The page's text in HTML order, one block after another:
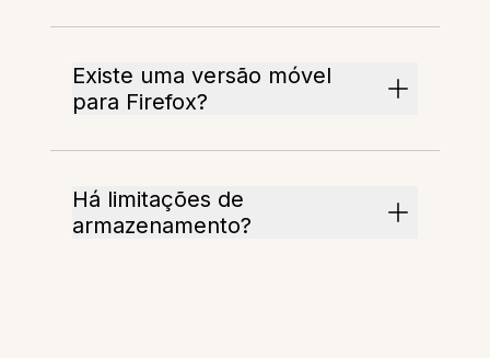
Existe uma versão móvel
para Firefox?
Há limitações de
armazenamento?